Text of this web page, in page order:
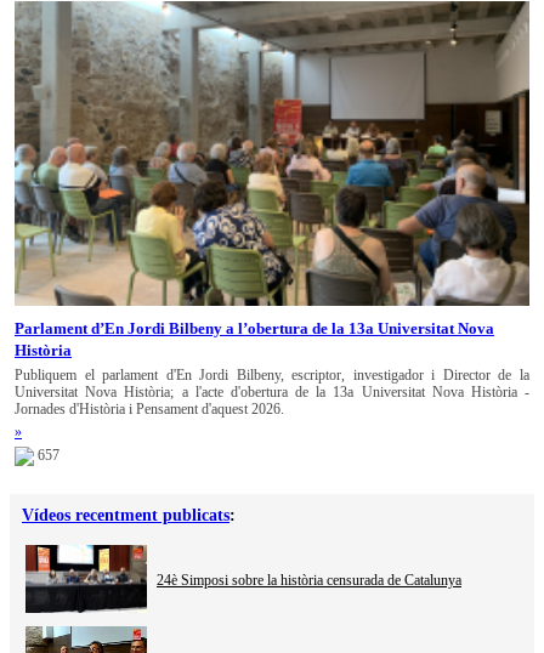
Parlament d’En Jordi Bilbeny a l’obertura de la 13a Universitat Nova
Història
Publiquem el parlament d'En Jordi Bilbeny, escriptor, investigador i Director de la
Universitat Nova Història; a l'acte d'obertura de la 13a Universitat Nova Història -
Jornades d'Història i Pensament d'aquest 2026.
»
657
Vídeos recentment publicats:
24è Simposi sobre la història censurada de Catalunya